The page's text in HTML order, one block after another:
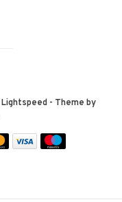
Lightspeed - Theme by